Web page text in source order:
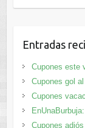
Entradas
Cupones este
Cupones gol
Cupones
Cupones